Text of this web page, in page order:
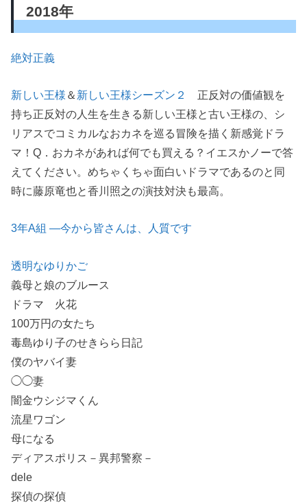
2018年
絶対正義
新しい王様 ＆ 新しい王様シーズン２
正反対の価値観を
持ち正反対の人生を生きる新しい王様と古い王様の、シ
リアスでコミカルなおカネを巡る冒険を描く新感覚ドラ
マ！Q．おカネがあれば何でも買える？イエスかノーで答
えてください。めちゃくちゃ面白いドラマであるのと同
時に藤原竜也と香川照之の演技対決も最高。
3年A組 ―今から皆さんは、人質です
透明なゆりかご
義母と娘のブルース
ドラマ 火花
100万円の女たち
毒島ゆり子のせきらら日記
僕のヤバイ妻
◯◯妻
闇金ウシジマくん
流星ワゴン
母になる
ディアスポリス－異邦警察－
dele
探偵の探偵